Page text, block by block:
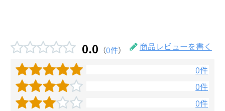
0.0 （0件）
商品レビューを書く
0件
0件
0件